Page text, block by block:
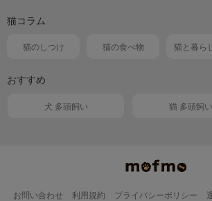
猫コラム
猫のしつけ 猫の食べ物 猫と暮ら
おすすめ
犬 多頭飼い 猫 多頭飼い
お問い合わせ 利用規約 プライバシーポリシー